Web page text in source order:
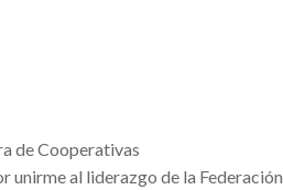
de Cooperativas
unirme al liderazgo de la Federación